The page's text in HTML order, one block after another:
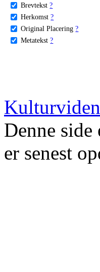
Brevtekst ?
Herkomst ?
Original Placering ?
Metatekst ?
Denne side
er senest